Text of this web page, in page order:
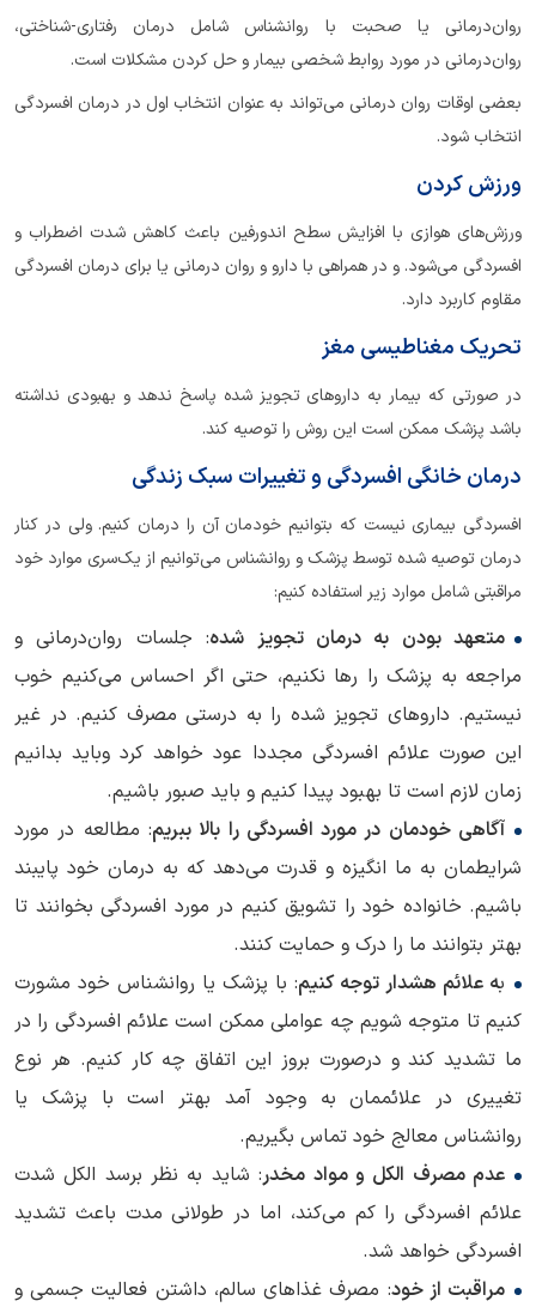
روان‌درمانی یا صحبت با روانشناس شامل درمان رفتاری-شناختی،
روان‌درمانی در مورد روابط شخصی بیمار و حل کردن مشکلات است.
بعضی اوقات روان درمانی می‌تواند به عنوان انتخاب اول در درمان افسردگی
انتخاب شود.
ورزش کردن
ورزش‌های هوازی با افزایش سطح اندورفین باعث کاهش شدت اضطراب و
افسردگی می‌شود. و در همراهی با دارو و روان درمانی یا برای درمان افسردگی
مقاوم کاربرد دارد.
تحریک مغناطیسی مغز
در صورتی که بیمار به داروهای تجویز شده پاسخ ندهد و بهبودی نداشته
باشد پزشک ممکن است این روش را توصیه کند.
درمان خانگی افسردگی و تغییرات سبک زندگی
افسردگی بیماری‌ نیست که بتوانیم خودمان آن را درمان کنیم. ولی در کنار
درمان توصیه شده توسط پزشک و روانشناس می‌توانیم از یک‌سری موارد خود
مراقبتی شامل موارد زیر استفاده کنیم:
متعهد بودن به درمان تجویز شده: جلسات روان‌درمانی و
مراجعه به پزشک را رها نکنیم، حتی اگر احساس می‌کنیم خوب
نیستیم. داروهای تجویز شده را به درستی مصرف کنیم. در غیر
این صورت علائم افسردگی مجددا عود خواهد کرد وباید بدانیم
زمان لازم است تا بهبود پیدا کنیم و باید صبور باشیم.
آگاهی خودمان در مورد افسردگی را بالا ببریم: مطالعه در مورد
شرایطمان به ما انگیزه و قدرت می‌دهد که به درمان خود پایبند
باشیم. خانواده خود را تشویق کنیم در مورد افسردگی بخوانند تا
بهتر بتوانند ما را درک و حمایت کنند.
به علائم هشدار توجه کنیم: با پزشک یا روانشناس خود مشورت
کنیم تا متوجه شویم چه عواملی ممکن است علائم افسردگی را در
ما تشدید کند و درصورت بروز این اتفاق چه کار کنیم. هر نوع
تغییری در علائممان به وجود آمد بهتر است با پزشک یا
روانشناس معالج خود تماس بگیریم.
عدم مصرف الکل و مواد مخدر: شاید به نظر برسد الکل شدت
علائم افسردگی را کم می‌کند، اما در طولانی مدت باعث تشدید
افسردگی خواهد شد.
مراقبت از خود: مصرف غذاهای سالم، داشتن فعالیت جسمی و